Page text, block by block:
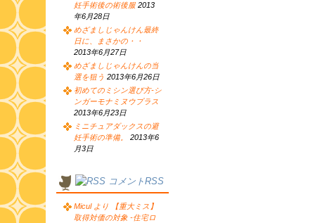
妊手術後の術後服 2013
年6月28日
めざましじゃんけん最終
日に、まさかの・・
2013年6月27日
めざましじゃんけんの当
選を狙う 2013年6月26日
初めてのミシン選び方-シ
ンガーモナミヌウプラス
2013年6月23日
ミニチュアダックスの避
妊手術の準備。
2013年6
月3日
コメントRSS
Micul より 【重大ミス】
取得対価の対象 -住宅ロ